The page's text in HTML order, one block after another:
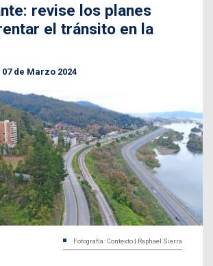
revise los planes
el tránsito en la
07 de Marzo 2024
Fotografía: Contexto | Raphael Sierra